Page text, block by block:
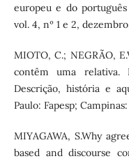
europeu e do
vol. 4, nº 1 e 2,
MIOTO, C.; NEGRÃO,
contêm uma relativa.
Descrição, história e
Paulo: Fapesp;
MIYAGAWA, S.Why
based and discourse